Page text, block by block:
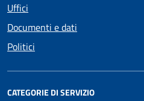
Uffici
Documenti e dati
Politici
CATEGORIE DI SERVIZIO